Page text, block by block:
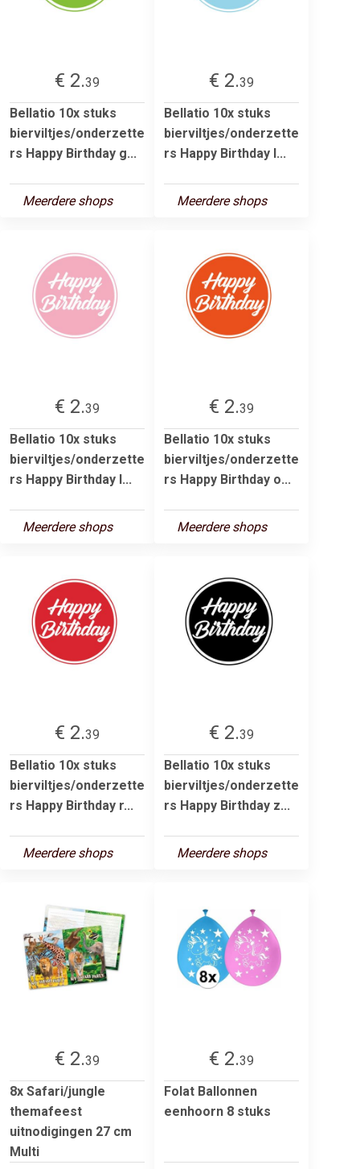
€ 2.39
Bellatio 10x stuks
bierviltjes/onderzette
rs Happy Birthday g...
Meerdere shops
€ 2.39
Bellatio 10x stuks
bierviltjes/onderzette
rs Happy Birthday l...
Meerdere shops
€ 2.39
Bellatio 10x stuks
bierviltjes/onderzette
rs Happy Birthday l...
Meerdere shops
€ 2.39
Bellatio 10x stuks
bierviltjes/onderzette
rs Happy Birthday o...
Meerdere shops
€ 2.39
Bellatio 10x stuks
bierviltjes/onderzette
rs Happy Birthday r...
Meerdere shops
€ 2.39
Bellatio 10x stuks
bierviltjes/onderzette
rs Happy Birthday z...
Meerdere shops
€ 2.39
8x Safari/jungle
themafeest
uitnodigingen 27 cm
Multi
€ 2.39
Folat Ballonnen
eenhoorn 8 stuks